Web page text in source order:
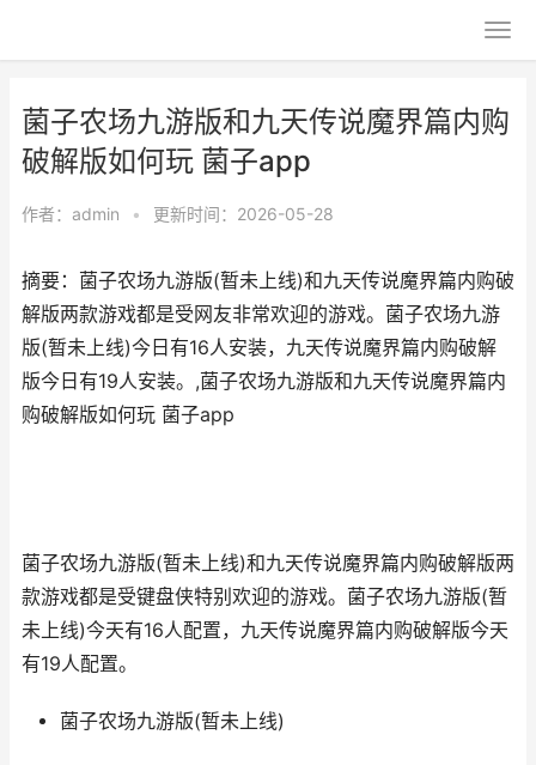
菌子农场九游版和九天传说魔界篇内购
破解版如何玩 菌子app
作者： admin • 更新时间：2026-05-28
摘要：菌子农场九游版(暂未上线)和九天传说魔界篇内购破
解版两款游戏都是受网友非常欢迎的游戏。菌子农场九游
版(暂未上线)今日有16人安装，九天传说魔界篇内购破解
版今日有19人安装。,菌子农场九游版和九天传说魔界篇内
购破解版如何玩 菌子app
菌子农场九游版(暂未上线)和九天传说魔界篇内购破解版两
款游戏都是受键盘侠特别欢迎的游戏。菌子农场九游版(暂
未上线)今天有16人配置，九天传说魔界篇内购破解版今天
有19人配置。
菌子农场九游版(暂未上线)